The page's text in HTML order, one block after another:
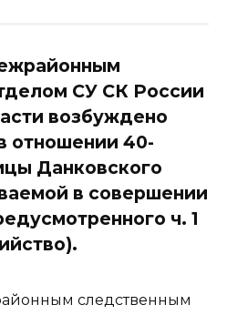
СУ СК России
возбуждено
отношении 40-
Данковского
в совершении
ч. 1
следственным